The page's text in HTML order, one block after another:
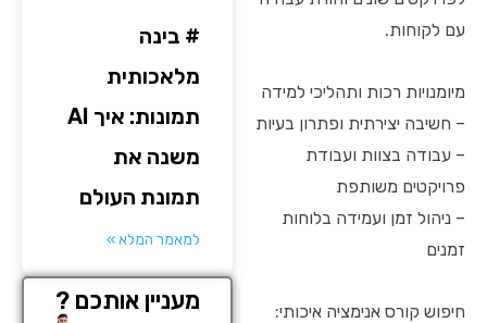
עם לקוחות.
מיומנויות רכות ותהליכי למידה
– חשיבה יצירתית ופתרון בעיות
– עבודה בצוות ועבודת
פרויקטים משותפת
– ניהול זמן ועמידה בלוחות
זמנים
חיפוש קורס אנימציה איכותי:
# בינה
מלאכותית
תמונות: איך AI
משנה את
תמונת העולם
למאמר המלא »
מעניין אותכם ?